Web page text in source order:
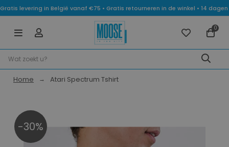
Gratis levering in België vanaf €75 • Gratis retourneren in de winkel • 14
0
Home Atari Spectrum Tshirt
-30%